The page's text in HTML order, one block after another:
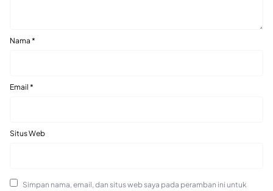
Nama *
Email *
Situs Web
Simpan nama, email, dan situs web saya pada peramban ini untuk